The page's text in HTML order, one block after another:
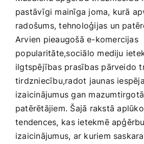
Pārtikas preces
Preces birojam
Preces pieaugušajiem
Rotaļlietas, bērnu preces
pastāvīgi mainīga joma, kurā
radošums, tehnoloģijas un‍
Arvien pieaugošā e-komercijas
⁣popularitāte,sociālo mediju
‍ilgtspējības prasības pārveido
tirdzniecību,radot jaunas
izaicinājumus gan
patērētājiem. Šajā rakstā
⁢tendences,⁤ kas ​ietekmē
izaicinājumus, ar kuriem